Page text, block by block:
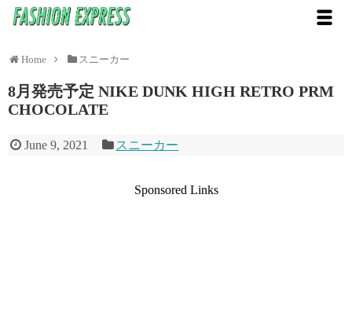
Home スニーカー
8月発売予定 NIKE DUNK HIGH RETRO PRM
CHOCOLATE
June 9, 2021 スニーカー
Sponsored Links